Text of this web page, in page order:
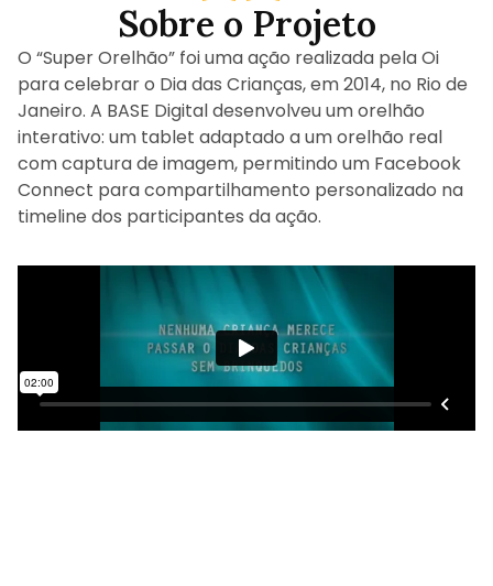
Sobre o Projeto
O “Super Orelhão” foi uma ação realizada pela Oi
para celebrar o Dia das Crianças, em 2014, no Rio de
Janeiro. A BASE Digital desenvolveu um orelhão
interativo: um tablet adaptado a um orelhão real
com captura de imagem, permitindo um Facebook
Connect para compartilhamento personalizado na
timeline dos participantes da ação.